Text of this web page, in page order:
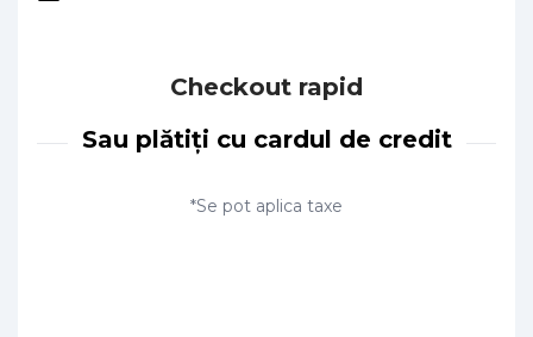
Checkout rapid
Sau plătiți cu cardul de credit
*Se pot aplica taxe